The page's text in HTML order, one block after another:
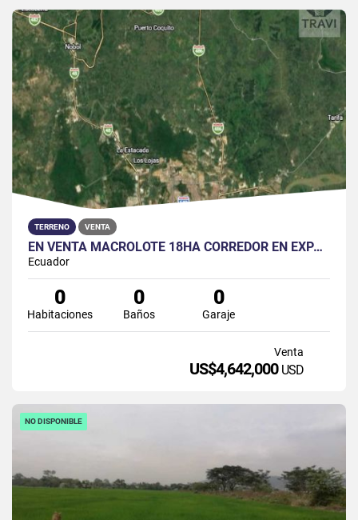
TERRENO VENTA
EN VENTA MACROLOTE 18HA CORREDOR EN EXPANSIÓN NORTE DE GUAYAQUIL
Ecuador
0
Habitaciones
0
Baños
0
Garaje
Venta
US$4,642,000 USD
NO DISPONIBLE